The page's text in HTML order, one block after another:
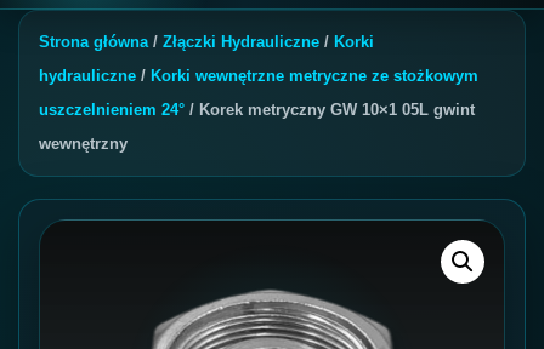
Strona główna/ Złączki Hydrauliczne / Korki
hydrauliczne / Korki wewnętrzne metryczne ze stożkowym
uszczelnieniem 24° / Korek metryczny GW 10×1 05L gwint
wewnętrzny